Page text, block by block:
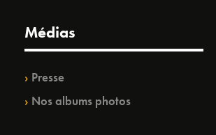
Médias
Presse
Nos albums photos